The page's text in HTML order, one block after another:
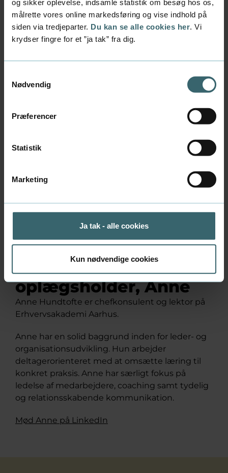
og sikker oplevelse, indsamle statistik om besøg hos os,
målrette vores online markedsføring og vise indhold på
siden via tredjeparter. Du kan se alle cookies her . Vi
krydser fingre for et ”ja tak” fra dig.
Nødvendig
Præferencer
Statistik
Marketing
Ja tak - alle cookies
Kun nødvendige cookies
Mød Lea på LinkedIn
Mød din morgenfriske
oplægsholder, Anne
Anne Hundtofte er chefkonsulent og lektor på
Erhvervsakademi Aarhus.
Anne har en solid baggrund inden for leder- og
organisationsudvikling. Hun arbejder
deltagerorienteret med at omsætte læring til
konkret praksis. Anne har særligt fokus på
ledelse af medarbejdere, coaching samt tydelig
og relationsskabende kommunikation.
Mød Anne på LinkedIn